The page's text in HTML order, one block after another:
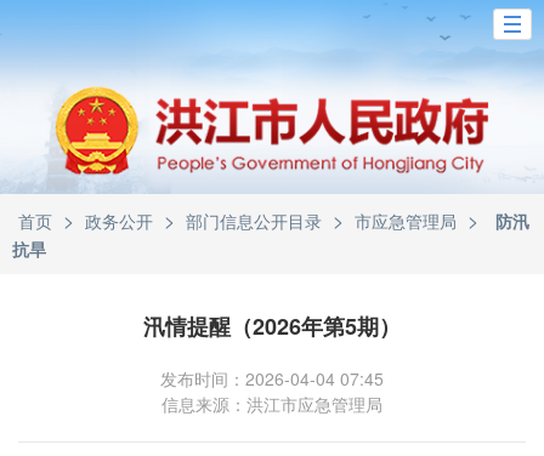
首页 > 政务公开 > 部门信息公开目录 > 市应急管理局 >
防汛
抗旱
汛情提醒（2026年第5期）
发布时间：2026-04-04 07:45
信息来源：洪江市应急管理局